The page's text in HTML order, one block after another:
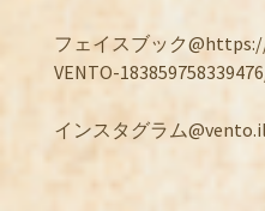
フェイスブック
VENTO-
インスタグラム@vento.il